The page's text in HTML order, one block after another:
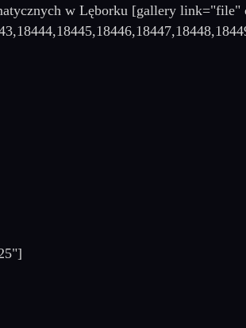
w Lęborku [gallery link="file"